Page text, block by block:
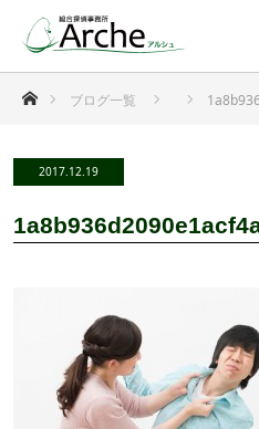
ホームブログ一覧
2017.12.19